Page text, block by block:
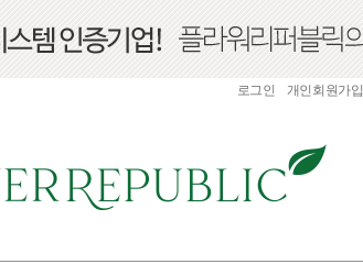
로그인 개인회원가입